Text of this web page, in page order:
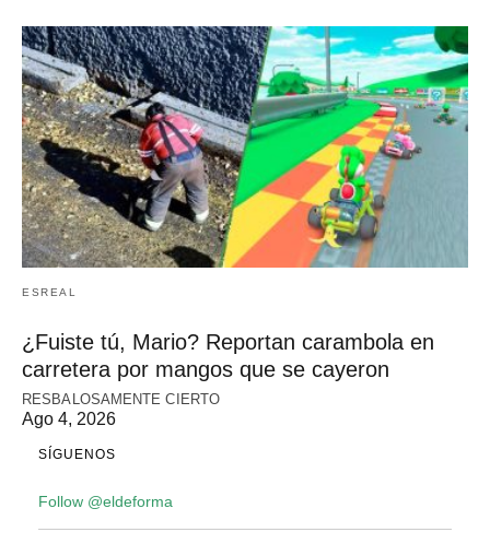
ESREAL
¿Fuiste tú, Mario? Reportan carambola en
carretera por mangos que se cayeron
RESBALOSAMENTE CIERTO
Ago 4, 2026
SÍGUENOS
Follow @eldeforma